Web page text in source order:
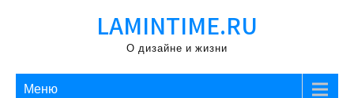
LAMINTIME.RU
О дизайне и жизни
Меню